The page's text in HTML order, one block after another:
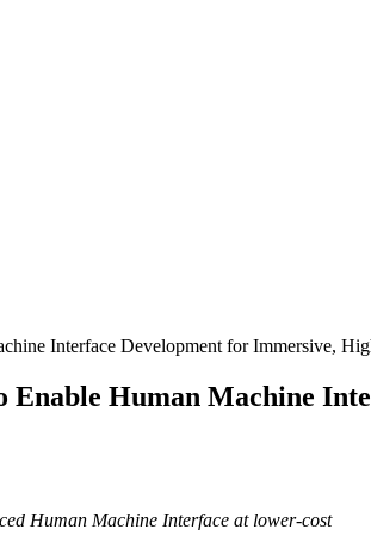
Interface Development for Immersive,
Enable Human Machine
Human Machine Interface at lower-cost